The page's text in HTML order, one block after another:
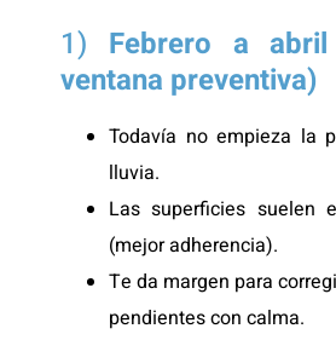
1) Febrero a
ventana preventiva)
Todavía no empieza la
lluvia.
Las superficies suelen
(mejor adherencia).
Te da margen para
pendientes con calma.